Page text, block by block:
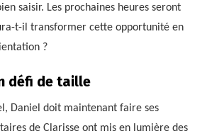
saisir. Les prochaines heures seront
t-il transformer cette opportunité en
?
défi de taille
Daniel doit maintenant faire ses
de Clarisse ont mis en lumière des